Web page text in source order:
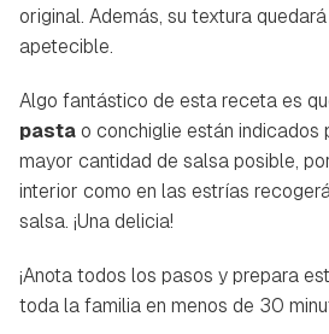
original. Además, su textura
apetecible.
Algo fantástico de esta receta es
pastao conchiglie están indicados
mayor cantidad de salsa posible,
interior como en las estrías
salsa. ¡Una delicia!
¡Anota todos los pasos y prepara
toda la familia en menos de 30